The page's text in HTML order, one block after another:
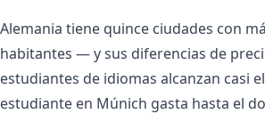
Alemania tiene quince ciudades con
habitantes — y sus diferencias de
estudiantes de idiomas alcanzan casi
estudiante en Múnich gasta hasta el